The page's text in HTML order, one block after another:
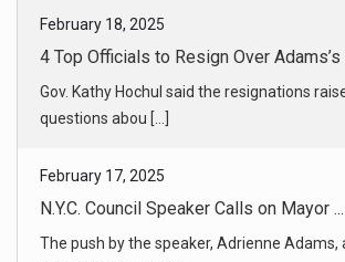
February 17, 2025
N.Y.C. Council Speaker Calls on Mayor ...
The push by the speaker, Adrienne Adams,
February 18, 2025
Who Are the 4 Key Officials Leaving Ci